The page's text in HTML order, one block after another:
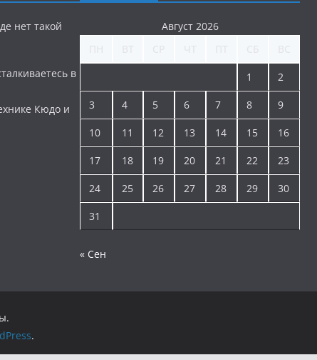
нет такой
в
Кюдо и
Август 2026
1 2
3 4 5 6 7 8 9
10 11 12 13 14 15 16
17 18 19 20 21 22 23
24 25 26 27 28 29 30
31
« Сен
.